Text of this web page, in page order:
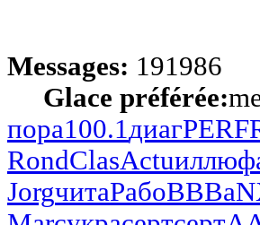
Messages: 191986
Glace préférée:
пора100.1диагPERF
RondClasActuиллю
JorgчитаРабоВВВа